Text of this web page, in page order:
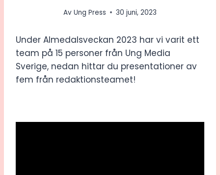
Av Ung Press 30 juni, 2023
Under Almedalsveckan 2023 har vi varit ett
team på 15 personer från Ung Media
Sverige, nedan hittar du presentationer av
fem från redaktionsteamet!